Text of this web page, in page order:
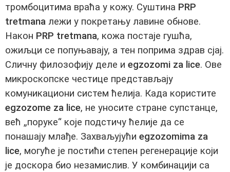
тромбоцитима враћа у кожу. Суштина PRP
tretmana лежи у покретању лавине обнове.
Након PRP tretmana, кожа постаје гушћа,
ожиљци се попуњавају, а тен поприма здрав сјај.
Сличну филозофију деле и egzozomi za lice. Ове
микроскопске честице представљају
комуникациони систем ћелија. Када користите
egzozome za lice, не уносите стране супстанце,
већ „поруке“ које подстичу ћелије да се
понашају млађе. Захваљујући egzozomima za
lice, могуће је постићи степен регенерације који
је доскора био незамислив. У комбинацији са